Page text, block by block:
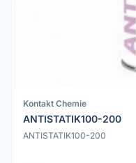
Kontakt Chemie
ANTISTATIK100-200
ANTISTATIK100-200